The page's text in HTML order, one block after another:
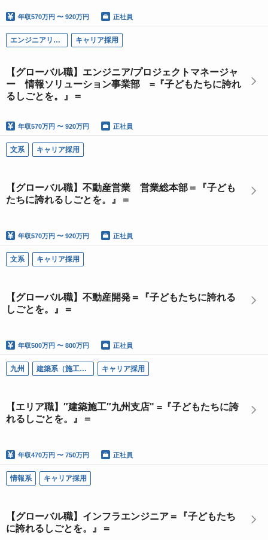
年収570万円 〜 920万円 正社員
エンジニアリング系 キャリア採用
【グローバル職】エンジニア/プロジェクトマネージャ
ー 情報ソリューション事業部 =『子どもたちに誇れ
るしごとを。』＝
年収570万円 〜 920万円 正社員
文系 キャリア採用
【グローバル職】不動産営業 営業総本部＝『子ども
たちに誇れるしごとを。』＝
年収570万円 〜 920万円 正社員
文系 キャリア採用
【グローバル職】不動産開発＝『子どもたちに誇れる
しごとを。』＝
年収500万円 〜 800万円 正社員
九州 建築系（施工管理） キャリア採用
【エリア職】″建築施工″九州支店" =『子どもたちに誇
れるしごとを。』＝
年収470万円 〜 750万円 正社員
情報系 キャリア採用
【グローバル職】インフラエンジニア＝『子どもたち
に誇れるしごとを。』＝